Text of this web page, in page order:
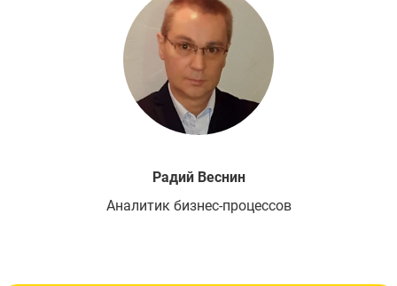
Радий Веснин
Аналитик бизнес-процессов